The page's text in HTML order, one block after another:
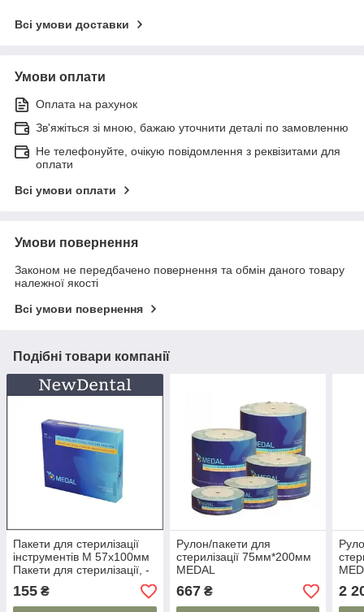
Всі умови доставки
Умови оплати
Оплата на рахунок
Зв'яжіться зі мною, бажаю уточнити деталі по замовленню
Не телефонуйте, очікую повідомлення з реквізитами для
оплати
Всі умови оплати
Умови повернення
Законом не передбачено повернення та обмін даного товару
належної якості
Всі умови повернення
Подібні товари компанії
Пакети для стерилізації
інструментів М 57х100мм
Пакети для стерилізації, -
200 шт. в уп. MEDAL
155 ₴
Рулон/пакети для
стерилізації 75мм*200мм
MEDAL
667₴ 2